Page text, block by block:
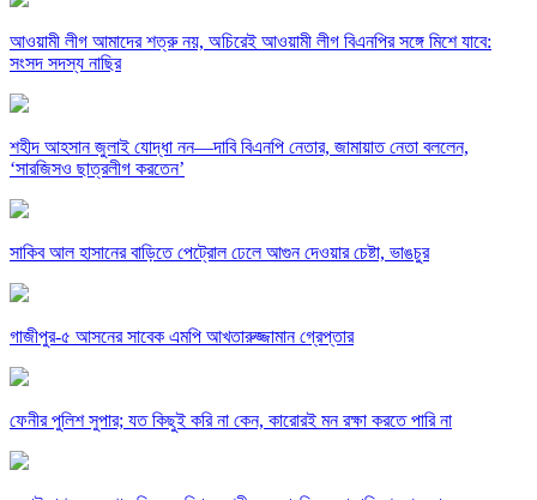
আওয়ামী লীগ আমাদের শত্রু নয়, অচিরেই আওয়ামী লীগ বিএনপির সঙ্গে মিশে যাবে:
সংসদ সদস্য নাছির
শহীদ আহসান জুলাই যোদ্ধা নন—দাবি বিএনপি নেতার, জামায়াত নেতা বললেন,
‘সারজিসও ছাত্রলীগ করতেন’
সাকিব আল হাসানের বাড়িতে পেট্রোল ঢেলে আগুন দেওয়ার চেষ্টা, ভাঙচুর
গাজীপুর-৫ আসনের সাবেক এমপি আখতারুজ্জামান গ্রেপ্তার
ফেনীর পুলিশ সুপার; যত কিছুই করি না কেন, কারোরই মন রক্ষা করতে পারি না